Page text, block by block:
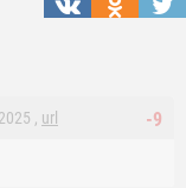
-9
, url